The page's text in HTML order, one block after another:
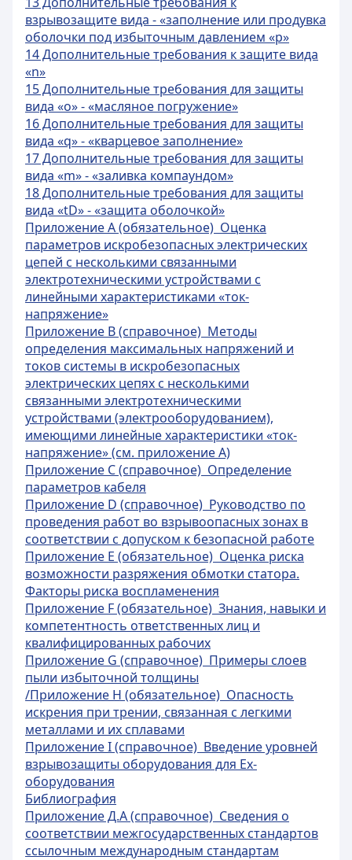
взрывозащите вида - «заполнение или продувка
оболочки под избыточным давлением «р»
14 Дополнительные требования к защите вида
«n»
15 Дополнительные требования для защиты
вида «о» - «масляное погружение»
16 Дополнительные требования для защиты
вида «q» - «кварцевое заполнение»
17 Дополнительные требования для защиты
вида «m» - «заливка компаундом»
18 Дополнительные требования для защиты
вида «tD» - «защита оболочкой»
Приложение А (обязательное) Оценка
параметров искробезопасных электрических
цепей с несколькими связанными
электротехническими устройствами с
линейными характеристиками «ток-
напряжение»
Приложение В (справочное) Методы
определения максимальных напряжений и
токов системы в искробезопасных
электрических цепях с несколькими
связанными электротехническими
устройствами (электрооборудованием),
имеющими линейные характеристики «ток-
напряжение» (см. приложение А)
Приложение С (справочное) Определение
параметров кабеля
Приложение D (справочное) Руководство по
проведения работ во взрывоопасных зонах в
соответствии с допуском к безопасной работе
Приложение Е (обязательное) Оценка риска
возможности разряжения обмотки статора.
Факторы риска воспламенения
Приложение F (обязательное) Знания, навыки и
компетентность ответственных лиц и
квалифицированных рабочих
Приложение G (справочное) Примеры слоев
пыли избыточной толщины
/Приложение Н (обязательное) Опасность
искрения при трении, связанная с легкими
металлами и их сплавами
Приложение I (справочное) Введение уровней
взрывозащиты оборудования для Ех-
оборудования
Библиография
Приложение Д.А (справочное) Сведения о
соответствии межгосударственных стандартов
ссылочным международным стандартам